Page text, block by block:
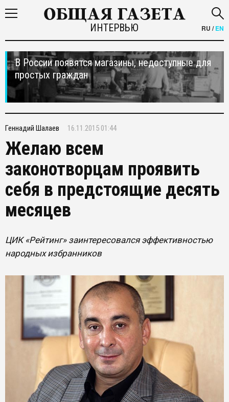
ИНТЕРВЬЮ RU /EN
В России появятся магазины, недоступные для
простых граждан
Геннадий Шалаев 16.11.2015 01:44
Желаю всем
законотворцам проявить
себя в предстоящие десять
месяцев
ЦИК «Рейтинг» заинтересовался эффективностью
народных избранников